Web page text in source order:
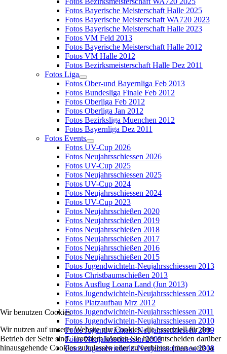
Fotos Bayerische Meisterschaft Halle 2025
Fotos Bayerische Meisterschaft WA720 2023
Fotos Bayerische Meisterschaft Halle 2023
Fotos VM Feld 2013
Fotos Bayerische Meisterschaft Halle 2012
Fotos VM Halle 2012
Fotos Bezirksmeisterschaft Halle Dez 2011
Fotos Liga
Fotos Ober-und Bayernliga Feb 2013
Fotos Bundesliga Finale Feb 2012
Fotos Oberliga Feb 2012
Fotos Oberliga Jan 2012
Fotos Bezirksliga Muenchen 2012
Fotos Bayernliga Dez 2011
Fotos Events
Fotos UV-Cup 2026
Fotos Neujahrsschiessen 2026
Fotos UV-Cup 2025
Fotos Neujahrsschiessen 2025
Fotos UV-Cup 2024
Fotos Neujahrsschiessen 2024
Fotos UV-Cup 2023
Fotos Neujahrsschießen 2020
Fotos Neujahrsschießen 2019
Fotos Neujahrsschießen 2018
Fotos Neujahrsschießen 2017
Fotos Neujahrsschießen 2016
Fotos Neujahrsschießen 2015
Fotos Jugendwichteln-Neujahrsschiessen 2013
Fotos Christbaumschießen 2013
Fotos Ausflug Loana Land (Jun 2013)
Fotos Jugendwichteln-Neujahrsschiessen 2012
Fotos Platzaufbau Mrz 2012
Fotos Jugendwichteln-Neujahrsschiessen 2011
Fotos Jugendwichteln-Neujahrsschiessen 2010
Fotos Jugendwichteln-Neujahrsschiessen 2009
Fotos Neujahrsschiessen 2009
Fotos Jugendwichteln-Neujahrsschiessen 2008
Wir benutzen Cookies
Wir nutzen auf unserer Website nur Cookies, die essenziell für den
Betrieb der Seite sind. Trotzdem können Sie hier entscheiden darüber
hinausgehende Cookies zuzulassen oder zu verbieten (man weiß ja